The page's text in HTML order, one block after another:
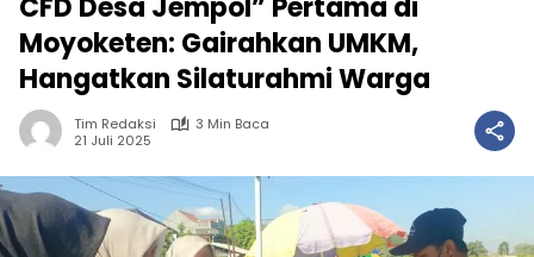
CFD Desa Jempol” Pertama di
Moyoketen: Gairahkan UMKM,
Hangatkan Silaturahmi Warga
Tim Redaksi
3 Min Baca
21 Juli 2025